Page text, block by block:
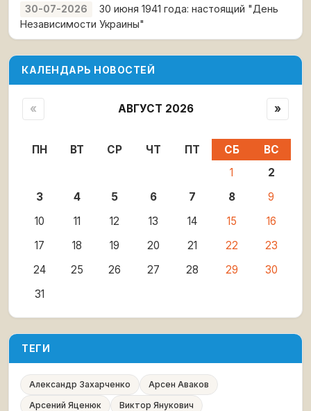
30-07-2026
30 июня 1941 года: настоящий "День
Независимости Украины"
КАЛЕНДАРЬ НОВОСТЕЙ
« АВГУСТ 2026 »
ПН ВТ СР ЧТ ПТ СБ
ВС
1
2
3
4 5 6 7 8
9
10
11 12 13 14 15
16
17
18 19 20 21 22
23
24
25 26 27 28 29
30
31
ТЕГИ
Александр Захарченко
Арсен Аваков
Арсений Яценюк
Виктор Янукович